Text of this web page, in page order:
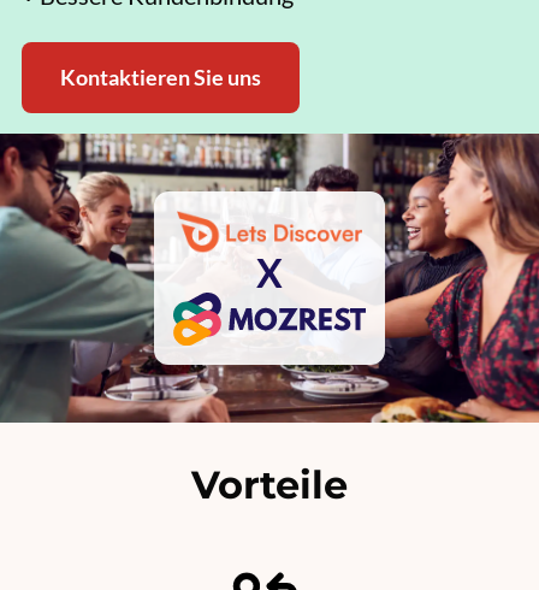
Kontaktieren Sie uns
X
Vorteile